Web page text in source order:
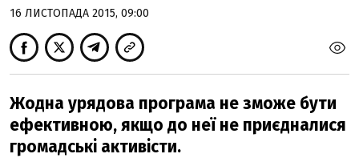
16 ЛИСТОПАДА 2015, 09:00
Жодна урядова програма не зможе бути
ефективною, якщо до неї не приєдналися
громадські активісти.